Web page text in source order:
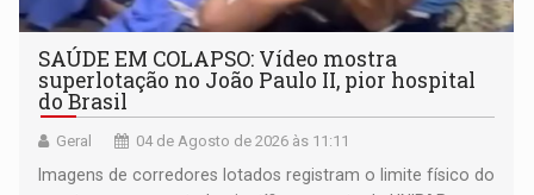
SAÚDE EM COLAPSO: Vídeo mostra
superlotação no João Paulo II, pior hospital
do Brasil
Geral 04 de Agosto de 2026 às 11:11
Imagens de corredores lotados registram o limite físico do